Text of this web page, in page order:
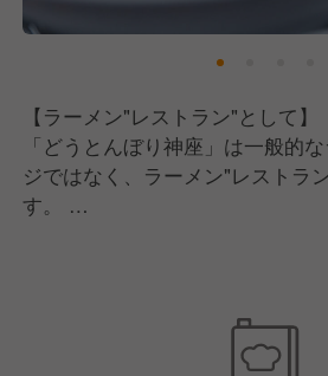
また、大きな特徴としていえる
対しては従業員一人一人に決裁
これは「明るく楽しい社会づく
企業理念のもと、お客様第一の
があるからです。
お客様の笑顔の為に、共に成長し
【ラーメン"レストラン"として】
「どうとんぼり神座」は一般的
ジではなく、ラーメン"レストラ
す。
ライバルはラーメン屋さんや飲
ホテルや航空会社などホスピタ